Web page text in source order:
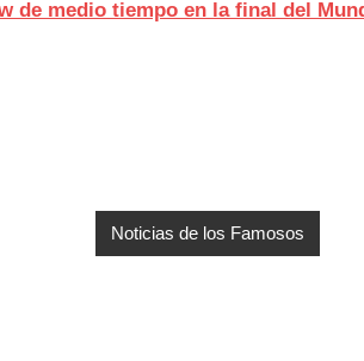
de medio tiempo en la final del
Noticias de los Famosos